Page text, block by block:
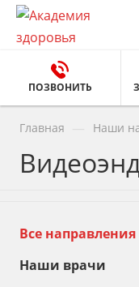
ПОЗВОНИТЬ
Главная Наши
Все направления
Наши врачи